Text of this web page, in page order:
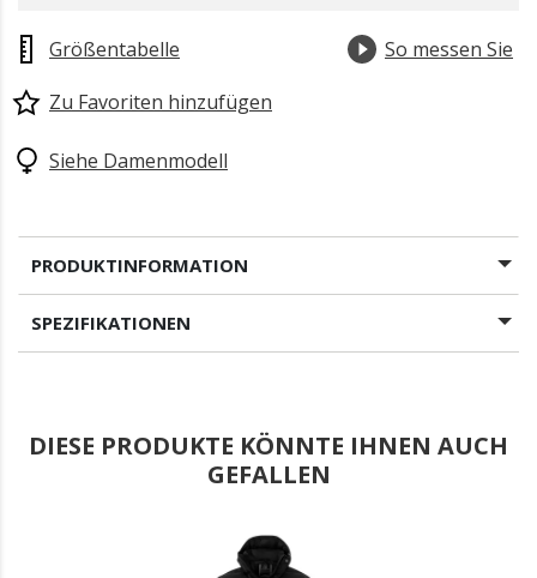
Größentabelle
So messen Sie
Zu Favoriten hinzufügen
Siehe Damenmodell
PRODUKTINFORMATION
SPEZIFIKATIONEN
DIESE PRODUKTE KÖNNTE IHNEN AUCH
GEFALLEN